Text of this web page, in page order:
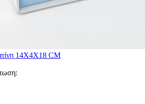
14Χ4Χ18 CM